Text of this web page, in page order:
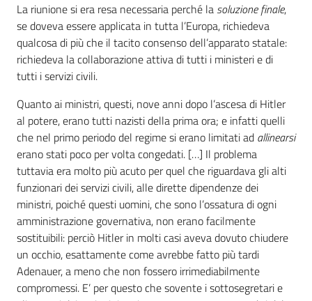
Argomenti
Per i media
Per i cittadini
La riunione si era resa necessaria perché la soluzione finale,
se doveva essere applicata in tutta l’Europa, richiedeva
qualcosa di più che il tacito consenso dell’apparato statale:
richiedeva la collaborazione attiva di tutti i ministeri e di
tutti i servizi civili.
Quanto ai ministri, questi, nove anni dopo l’ascesa di Hitler
al potere, erano tutti nazisti della prima ora; e infatti quelli
che nel primo periodo del regime si erano limitati ad allinearsi
erano stati poco per volta congedati. […] Il problema
tuttavia era molto più acuto per quel che riguardava gli alti
funzionari dei servizi civili, alle dirette dipendenze dei
ministri, poiché questi uomini, che sono l’ossatura di ogni
amministrazione governativa, non erano facilmente
sostituibili: perciò Hitler in molti casi aveva dovuto chiudere
un occhio, esattamente come avrebbe fatto più tardi
Adenauer, a meno che non fossero irrimediabilmente
compromessi. E’ per questo che sovente i sottosegretari e